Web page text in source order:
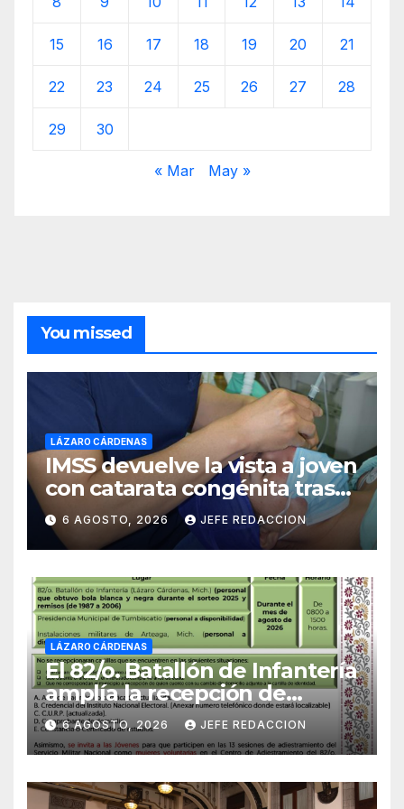
15 16 17 18 19 20 21
22 23 24 25 26 27 28
29 30
« Mar May »
You missed
LÁZARO CÁRDENAS
IMSS devuelve la vista a joven
con catarata congénita tras
23 años de limitación visual
6 AGOSTO, 2026 JEFE REDACCION
LÁZARO CÁRDENAS
El 82/o. Batallón de Infantería
amplía la recepción de
documentos para obtener La
Catilla del Servicio Militar
Nacional
6 AGOSTO, 2026 JEFE REDACCION